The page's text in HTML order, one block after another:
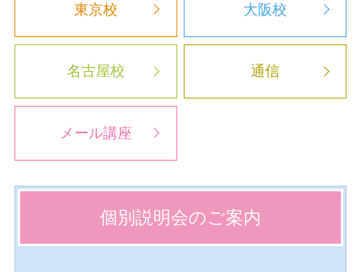
東京校 大阪校
名古屋校 通信
メール講座
個別説明会のご案内